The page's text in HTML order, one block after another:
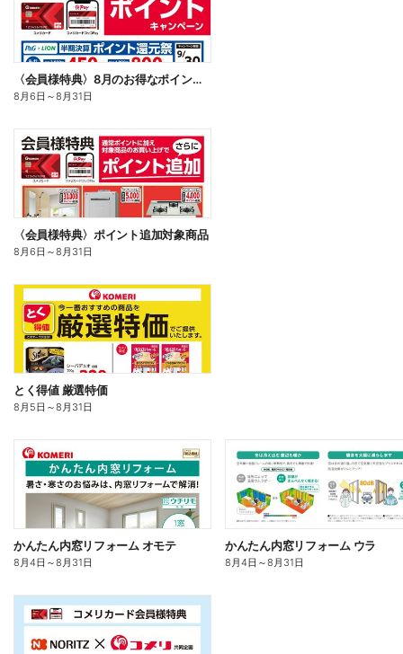
〈会員様特典〉8月のお得なポイントキャンペーン
8月6日 ～8月31日
〈会員様特典〉ポイント追加対象商品
8月6日 ～8月31日
とく得値 厳選特価
8月5日 ～8月31日
かんたん内窓リフォーム オモテ
8月4日 ～8月31日
かんたん内窓リフォーム ウラ
8月4日 ～8月31日